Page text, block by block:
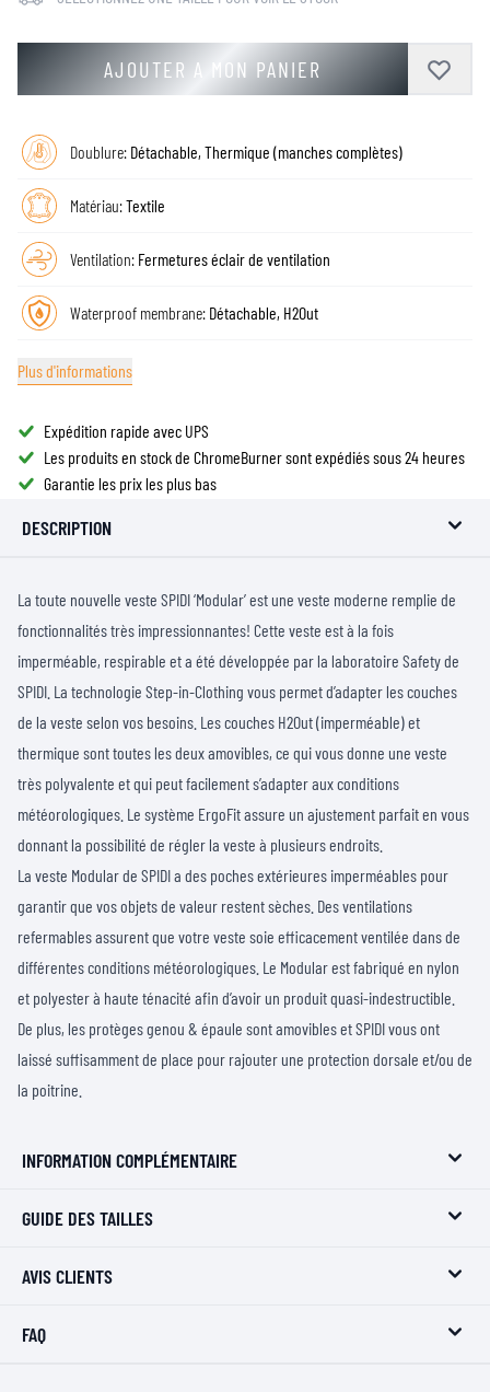
AJOUTER A MON PANIER
Doublure: Détachable, Thermique (manches complètes)
Matériau:Textile
Ventilation: Fermetures éclair de ventilation
Waterproof membrane: Détachable, H2Out
Plus d'informations
Expédition rapide avec UPS
Les produits en stock de ChromeBurner sont expédiés sous 24 heures
Garantie les prix les plus bas
DESCRIPTION
La toute nouvelle veste SPIDI ‘Modular’ est une veste moderne remplie de
fonctionnalités très impressionnantes! Cette veste est à la fois
imperméable, respirable et a été développée par la laboratoire Safety de
SPIDI. La technologie Step-in-Clothing vous permet d’adapter les couches
de la veste selon vos besoins. Les couches H2Out (imperméable) et
thermique sont toutes les deux amovibles, ce qui vous donne une veste
très polyvalente et qui peut facilement s’adapter aux conditions
météorologiques. Le système ErgoFit assure un ajustement parfait en vous
donnant la possibilité de régler la veste à plusieurs endroits.
La veste Modular de SPIDI a des poches extérieures imperméables pour
garantir que vos objets de valeur restent sèches. Des ventilations
refermables assurent que votre veste soie efficacement ventilée dans de
différentes conditions météorologiques. Le Modular est fabriqué en nylon
et polyester à haute ténacité afin d’avoir un produit quasi-indestructible.
De plus, les protèges genou & épaule sont amovibles et SPIDI vous ont
laissé suffisamment de place pour rajouter une protection dorsale et/ou de
la poitrine.
INFORMATION COMPLÉMENTAIRE
GUIDE DES TAILLES
AVIS CLIENTS
FAQ